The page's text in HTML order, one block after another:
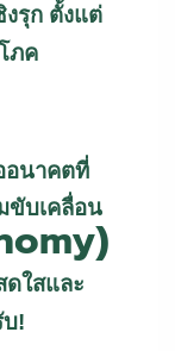
รุก ตั้งแต่
ภค
อนาคตที่
ขับเคลื่อน
ดใสและ
!